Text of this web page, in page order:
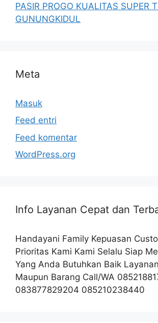
PASIR PROGO KUALITAS SUPER
GUNUNGKIDUL
Meta
Masuk
Feed entri
Feed komentar
WordPress.org
Info Layanan Cepat dan
Handayani Family Kepuasan
Prioritas Kami Kami Selalu Siap
Yang Anda Butuhkan Baik
Maupun Barang Call/WA
083877829204 085210238440